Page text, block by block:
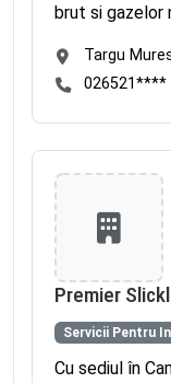
brut si gazelor
Targu
026521****
Premier
Servicii Pentru
Cu sediul în